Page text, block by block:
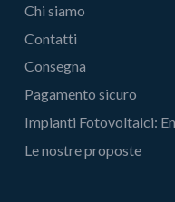
Chi siamo
Contatti
Consegna
Pagamento sicuro
Impianti Fotovoltaici:
Le nostre proposte